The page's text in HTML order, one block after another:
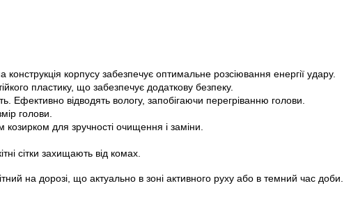
корпусу забезпечує оптимальне розсіювання енергії удару.
пластику, що забезпечує додаткову безпеку.
Ефективно відводять вологу, запобігаючи перегріванню голови.
голови.
для зручності очищення і заміни.
сітки захищають від комах.
на дорозі, що актуально в зоні активного руху або в темний час доби.